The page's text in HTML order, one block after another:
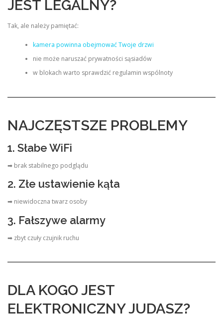
JEST LEGALNY?
Tak, ale należy pamiętać:
kamera powinna obejmować Twoje drzwi
nie może naruszać prywatności sąsiadów
w blokach warto sprawdzić regulamin wspólnoty
NAJCZĘSTSZE PROBLEMY
1. Słabe WiFi
➡ brak stabilnego podglądu
2. Złe ustawienie kąta
➡ niewidoczna twarz osoby
3. Fałszywe alarmy
➡ zbyt czuły czujnik ruchu
DLA KOGO JEST
ELEKTRONICZNY JUDASZ?